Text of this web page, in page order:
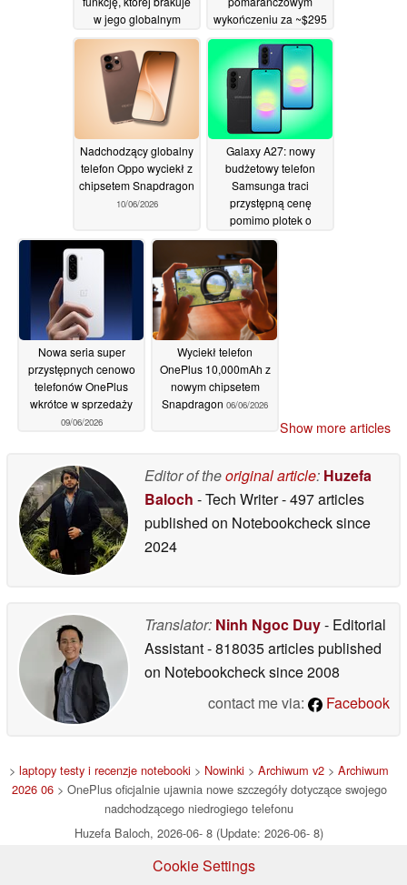
w jego globalnym
bliźniaku10/06/2026
wykończeniu za ~$295
10/06/2026
Nadchodzący globalny
telefon Oppo wyciekł z
chipsetem Snapdragon
10/06/2026
Galaxy A27: nowy
budżetowy telefon
Samsunga traci
przystępną cenę
pomimo plotek o
obniżeniu jakości
09/06/2026
Nowa seria super
przystępnych cenowo
telefonów OnePlus
wkrótce w sprzedaży
09/06/2026
Wyciekł telefon
OnePlus 10,000mAh z
nowym chipsetem
Snapdragon 06/06/2026
Show more articles
Editor of theoriginal article: Huzefa
Baloch - Tech Writer- 497 articles
published on Notebookchecksince
2024
Translator: Ninh Ngoc Duy- Editorial
Assistant- 818035 articles published
on Notebookchecksince 2008
contact me via:
Facebook
> laptopy testy i recenzje notebooki > Nowinki > Archiwum v2 > Archiwum
2026 06> OnePlus oficjalnie ujawnia nowe szczegóły dotyczące swojego
nadchodzącego niedrogiego telefonu
Huzefa Baloch, 2026-06- 8 (Update: 2026-06- 8)
Cookie Settings